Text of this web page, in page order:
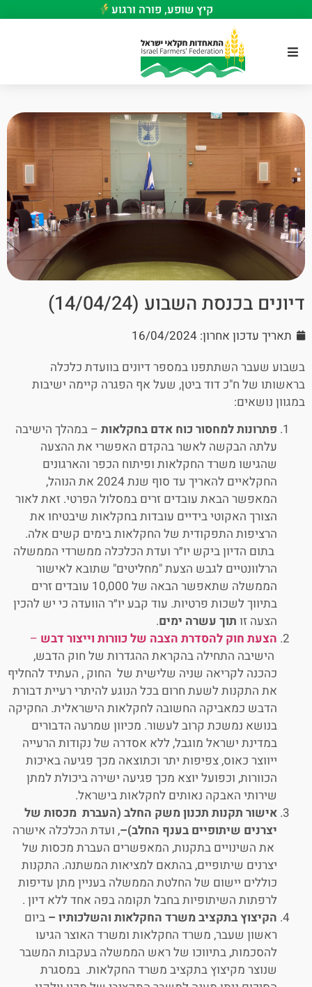
קיץ שופע, פורה ורגוע
דיונים בכנסת השבוע (14/04/24)
תאריך עדכון אחרון: 16/04/2024
בשבוע שעבר השתתפנו במספר דיונים בוועדת כלכלה
בראשותו של ח"כ דוד ביטן, שעל אף הפגרה קיימה ישיבות
במגוון נושאים:
פתרונות למחסור כוח אדם בחקלאות – במהלך הישיבה
עלתה הבקשה לאשר בהקדם האפשרי את ההצעה
שהגישו משרד החקלאות ופיתוח הכפר והארגונים
החקלאיים להאריך עד סוף שנת 2024 את הנוהל,
המאפשר הבאת עובדים זרים במסלול הפרטי. זאת לאור
הצורך האקוטי בידיים עובדות בחקלאות שיבטיחו את
הרציפות התפקודית של החקלאות בימים קשים אלה.
בתום הדיון ביקש יו״ר ועדת הכלכלה ממשרדי הממשלה
הרלוונטיים לגבש הצעת "מחליטים" שתובא לאישור
הממשלה שתאפשר הבאה של 10,000 עובדים זרים
בתיווך לשכות פרטיות. עוד קבע יו״ר הוועדה כי יש להכין
הצעה זו תוך עשרה ימים.
הצעת חוק להסדרת הצבה של כוורות וייצור דבש –
הישיבה התחילה בהקראת ההגדרות של חוק הדבש,
כהכנה לקריאה שניה שלישית של החוק , העתיד להחליף
את התקנות לשעת חרום בכל הנוגע להיתרי רעיית דבורת
הדבש כמאביקה החשובה לחקלאות הישראלית. החקיקה
בנושא נמשכת קרוב לעשור. מכיוון שמרעה הדבורים
במדינת ישראל מוגבל, ללא אסדרה של נקודות הרעייה
ייווצר כאוס, צפיפות יתר וכתוצאה מכך פגיעה באיכות
הכוורות, וכפועל יוצא מכך פגיעה ישירה ביכולת למתן
שירותי האבקה נאותים לחקלאות בישראל.
אישור תקנות תכנון משק החלב (העברת מכסות של
יצרנים שיתופיים בענף החלב)–, ועדת הכלכלה אישרה
את השינויים בתקנות, המאפשרים העברת מכסות של
יצרנים שיתופיים, בהתאם למציאות המשתנה. התקנות
כוללים יישום של החלטת הממשלה בעניין מתן עדיפות
לרפתות השיתופיות בחבל תקומה בפה אחד ללא דיון .
הקיצוץ בתקציב משרד החקלאות והשלכותיו – ביום
ראשון שעבר, משרד החקלאות ומשרד האוצר הגיעו
להסכמות, בתיווכו של ראש הממשלה בעקבות המשבר
שנוצר מקיצוץ בתקציב משרד החקלאות. במסגרת